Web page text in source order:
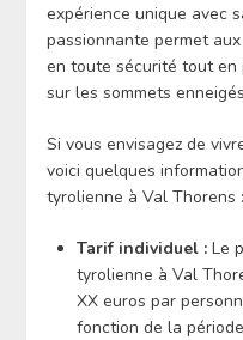
expérience unique avec
passionnante permet
en toute sécurité tout en
sur les sommets
Si vous envisagez de
voici quelques
tyrolienne à Val Thorens :
Tarif individuel :Le
tyrolienne à Val
XX euros par
fonction de la